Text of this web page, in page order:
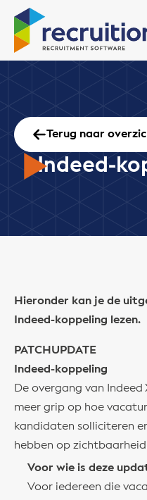
Terug naar
Indeed-
Hieronder kan je de
Indeed-koppeling lezen.
PATCHUPDATE
Indeed-koppeling
De overgang van Indeed
meer grip op hoe
kandidaten solliciteren
hebben op
Voor wie is deze
Voor iedereen die